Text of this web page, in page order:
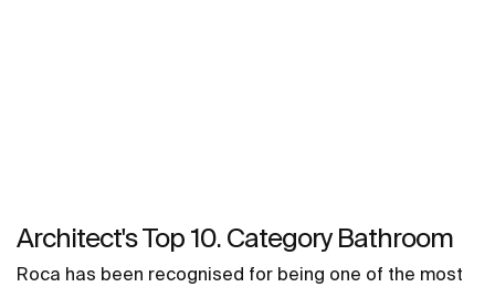
Architect's Top 10. Category Bathroom
Roca has been recognised for being one of the most